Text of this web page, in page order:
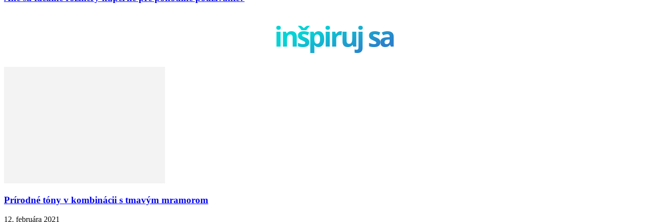
inšpiruj sa
Prírodné tóny v kombinácii s tmavým mramorom
12. februára 2021